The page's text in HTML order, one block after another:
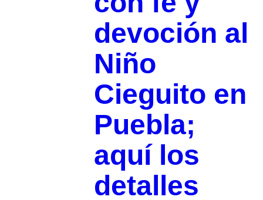
devoción al
Niño
Cieguito en
Puebla;
aquí los
detalles